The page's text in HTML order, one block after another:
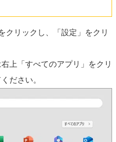
クリックし、「設定」をクリ
上「すべてのアプリ」をクリ
ださい。